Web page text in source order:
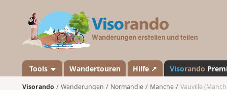
a
n
Tools Wandertouren Hilfe ↗ Visorando
Visorando Wanderungen Normandie Manche Vauville